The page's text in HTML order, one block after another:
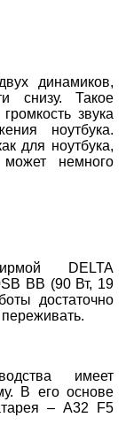
динамиков,
снизу. Такое
звука
ноутбука.
для ноутбука,
немного
DELTA
BB (90 Вт, 19
достаточно
имеет
В его основе
– A32 F5